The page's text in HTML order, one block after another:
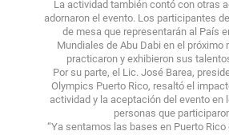
La actividad también contó con otras
adornaron el evento. Los participantes
de mesa que representarán al País
Mundiales de Abu Dabi en el próximo
practicaron y exhibieron sus
Por su parte, el Lic. José Barea,
Olympics Puerto Rico, resaltó el
actividad y la aceptación del evento en
personas que
“Ya sentamos las bases en Puerto